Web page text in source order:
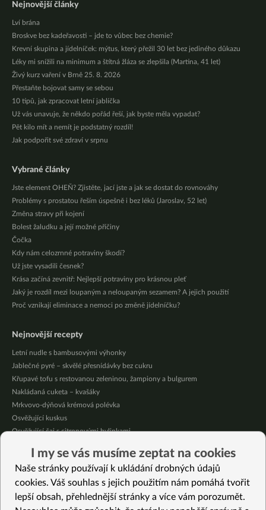
Nejnovější články
Lví brána
Broskve bez kadeřavosti – jde to vůbec bez chemie?
Krevní skupina a jídelníček: mýtus, který přežil 30 let bez jediného důkazu
Léky mi snížili na minimum a štítná žláza se zlepšila (Martina, 41 let)
Živý kurz vaření v Brně 25. 8. 2026
Přestaňte bojovat samy se sebou
10 tipů, jak zpracovat letní jablíčka
Už vás unavuje, že někdo pořád řeší, jak byste měla vypadat?
Pět kilo mít a nemít je podstatný rozdíl!
Jak podpořit své zdraví v srpnu
Vybrané články
Jste element OHEŇ? Zjistěte, jací jste a jak se dostat do rovnováhy
Problémy s prostatou řeším úspešně i bez léků (Jaroslav, 52 let)
Změna stravy při kojení
Bolest žaludku a její možné příčiny
Čočka
Kdy nám celozrnné potraviny škodí?
Už jste vysadili česnek?
Krása začíná zevnitř: Nejlepší potraviny pro krásnou pleť
Jaký je rozdíl mezi loupaným a neloupaným sezamem? A jejich použití
Proč vznikají eliminace a nemoci po změně jídelníčku?
Nejnovější recepty
Letní nudle s bambusovými výhonky
Jablečné pyré – skvělé přesnídávky bez cukru
Křupavé tofu s restovanou zeleninou, žampiony a bulgurem
Nakládaná cuketa – kvašáky
Mrkvovo-dýňová krémová polévka
Osvěžující kuskus
Osvěžující čaj s citronovými bylinkami
Čokoládové muffiny s mangovým krémem
Meruňky a jablka v citrónovém želé
Vybrané recepty
I my se vás musíme zeptat na cookies
Naše stránky používají k ukládání drobných údajů
cookies. Váš souhlas s jejich použitím nám pomáhá tvořit
lepší obsah, přehlednější stránky a více vám porozumět.